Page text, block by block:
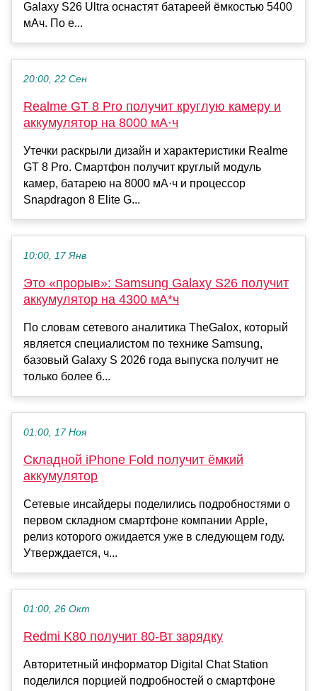
Galaxy S26 Ultra оснастят батареей ёмкостью 5400
мАч. По е...
20:00, 22 Сен
Realme GT 8 Pro получит круглую камеру и
аккумулятор на 8000 мА·ч
Утечки раскрыли дизайн и характеристики Realme
GT 8 Pro. Смартфон получит круглый модуль
камер, батарею на 8000 мА·ч и процессор
Snapdragon 8 Elite G...
10:00, 17 Янв
Это «прорыв»: Samsung Galaxy S26 получит
аккумулятор на 4300 мА*ч
По словам сетевого аналитика TheGalox, который
является специалистом по технике Samsung,
базовый Galaxy S 2026 года выпуска получит не
только более б...
01:00, 17 Ноя
Складной iPhone Fold получит ёмкий
аккумулятор
Сетевые инсайдеры поделились подробностями о
первом складном смартфоне компании Apple,
релиз которого ожидается уже в следующем году.
Утверждается, ч...
01:00, 26 Окт
Redmi K80 получит 80-Вт зарядку
Авторитетный информатор Digital Chat Station
поделился порцией подробностей о смартфоне